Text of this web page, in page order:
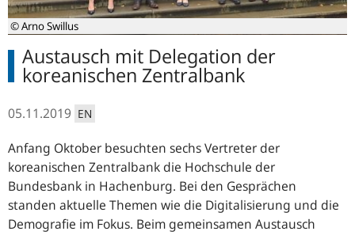
© Arno Swillus
Austausch mit Delegation der
koreanischen Zentralbank
05.11.2019 EN
Anfang Oktober besuchten sechs Vertreter der
koreanischen Zentralbank die Hochschule der
Bundesbank in Hachenburg. Bei den Gesprächen
standen aktuelle Themen wie die Digitalisierung und die
Demografie im Fokus. Beim gemeinsamen Austausch